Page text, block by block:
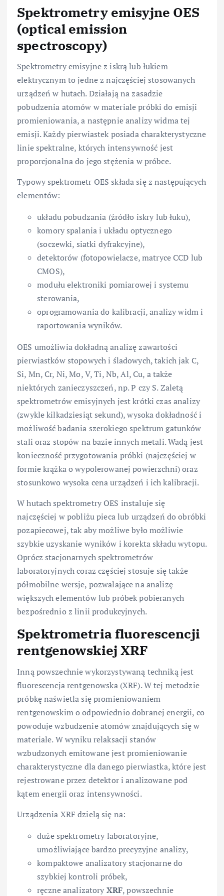
Spektrometry emisyjne OES
(optical emission
spectroscopy)
Spektrometry emisyjne z iskrą lub łukiem
elektrycznym to jedne z najczęściej stosowanych
urządzeń w hutach. Działają na zasadzie
pobudzenia atomów w materiale próbki do emisji
promieniowania, a następnie analizy widma tej
emisji. Każdy pierwiastek posiada charakterystyczne
linie spektralne, których intensywność jest
proporcjonalna do jego stężenia w próbce.
Typowy spektrometr OES składa się z następujących
elementów:
układu pobudzania (źródło iskry lub łuku),
komory spalania i układu optycznego
(soczewki, siatki dyfrakcyjne),
detektorów (fotopowielacze, matryce CCD lub
CMOS),
modułu elektroniki pomiarowej i systemu
sterowania,
oprogramowania do kalibracji, analizy widm i
raportowania wyników.
OES umożliwia dokładną analizę zawartości
pierwiastków stopowych i śladowych, takich jak C,
Si, Mn, Cr, Ni, Mo, V, Ti, Nb, Al, Cu, a także
niektórych zanieczyszczeń, np. P czy S. Zaletą
spektrometrów emisyjnych jest krótki czas analizy
(zwykle kilkadziesiąt sekund), wysoka dokładność i
możliwość badania szerokiego spektrum gatunków
stali oraz stopów na bazie innych metali. Wadą jest
konieczność przygotowania próbki (najczęściej w
formie krążka o wypolerowanej powierzchni) oraz
stosunkowo wysoka cena urządzeń i ich kalibracji.
W hutach spektrometry OES instaluje się
najczęściej w pobliżu pieca lub urządzeń do obróbki
pozapiecowej, tak aby możliwe było możliwie
szybkie uzyskanie wyników i korekta składu wytopu.
Oprócz stacjonarnych spektrometrów
laboratoryjnych coraz częściej stosuje się także
półmobilne wersje, pozwalające na analizę
większych elementów lub próbek pobieranych
bezpośrednio z linii produkcyjnych.
Spektrometria fluorescencji
rentgenowskiej XRF
Inną powszechnie wykorzystywaną techniką jest
fluorescencja rentgenowska (XRF). W tej metodzie
próbkę naświetla się promieniowaniem
rentgenowskim o odpowiednio dobranej energii, co
powoduje wzbudzenie atomów znajdujących się w
materiale. W wyniku relaksacji stanów
wzbudzonych emitowane jest promieniowanie
charakterystyczne dla danego pierwiastka, które jest
rejestrowane przez detektor i analizowane pod
kątem energii oraz intensywności.
Urządzenia XRF dzielą się na:
duże spektrometry laboratoryjne,
umożliwiające bardzo precyzyjne analizy,
kompaktowe analizatory stacjonarne do
szybkiej kontroli próbek,
ręczne analizatory XRF, powszechnie